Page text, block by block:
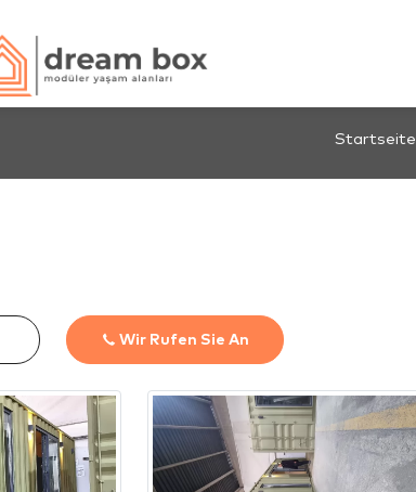
Startseite
Wir Rufen Sie An